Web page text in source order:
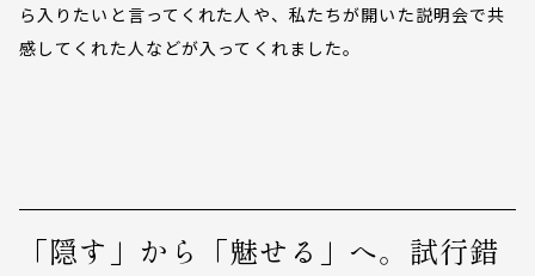
ら入りたいと言ってくれた人や、私たちが開いた説明会で共
感してくれた人などが入ってくれました。
「隠す」から「魅せる」へ。試行錯